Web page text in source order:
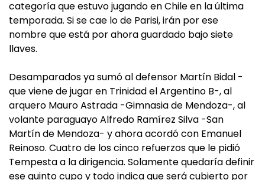
categoría que estuvo jugando en Chile en la última
temporada. Si se cae lo de Parisi, irán por ese
nombre que está por ahora guardado bajo siete
llaves.
Desamparados ya sumó al defensor Martín Bidal -
que viene de jugar en Trinidad el Argentino B-, al
arquero Mauro Astrada -Gimnasia de Mendoza-, al
volante paraguayo Alfredo Ramírez Silva -San
Martín de Mendoza- y ahora acordó con Emanuel
Reinoso. Cuatro de los cinco refuerzos que le pidió
Tempesta a la dirigencia. Solamente quedaría definir
ese quinto cupo y todo indica que será cubierto por